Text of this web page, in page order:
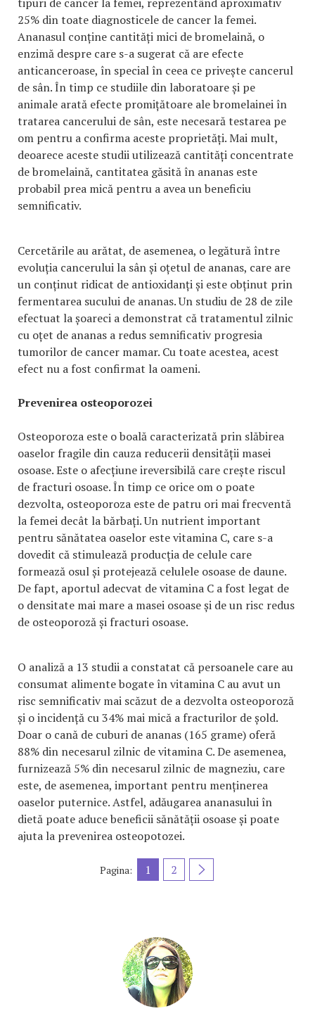
25% din toate diagnosticele de cancer la femei.
Ananasul conține cantități mici de bromelaină, o
enzimă despre care s-a sugerat că are efecte
anticanceroase, în special în ceea ce privește cancerul
de sân. În timp ce studiile din laboratoare și pe
animale arată efecte promițătoare ale bromelainei în
tratarea cancerului de sân, este necesară testarea pe
om pentru a confirma aceste proprietăți. Mai mult,
deoarece aceste studii utilizează cantități concentrate
de bromelaină, cantitatea găsită în ananas este
probabil prea mică pentru a avea un beneficiu
semnificativ.
Cercetările au arătat, de asemenea, o legătură între
evoluția cancerului la sân și oțetul de ananas, care are
un conținut ridicat de antioxidanți și este obținut prin
fermentarea sucului de ananas. Un studiu de 28 de zile
efectuat la șoareci a demonstrat că tratamentul zilnic
cu oțet de ananas a redus semnificativ progresia
tumorilor de cancer mamar. Cu toate acestea, acest
efect nu a fost confirmat la oameni.
Prevenirea osteoporozei
Osteoporoza este o boală caracterizată prin slăbirea
oaselor fragile din cauza reducerii densității masei
osoase. Este o afecțiune ireversibilă care crește riscul
de fracturi osoase. În timp ce orice om o poate
dezvolta, osteoporoza este de patru ori mai frecventă
la femei decât la bărbați. Un nutrient important
pentru sănătatea oaselor este vitamina C, care s-a
dovedit că stimulează producția de celule care
formează osul și protejează celulele osoase de daune.
De fapt, aportul adecvat de vitamina C a fost legat de
o densitate mai mare a masei osoase și de un risc redus
de osteoporoză și fracturi osoase.
O analiză a 13 studii a constatat că persoanele care au
consumat alimente bogate în vitamina C au avut un
risc semnificativ mai scăzut de a dezvolta osteoporoză
și o incidență cu 34% mai mică a fracturilor de șold.
Doar o cană de cuburi de ananas (165 grame) oferă
88% din necesarul zilnic de vitamina C. De asemenea,
furnizează 5% din necesarul zilnic de magneziu, care
este, de asemenea, important pentru menținerea
oaselor puternice. Astfel, adăugarea ananasului în
dietă poate aduce beneficii sănătății osoase și poate
ajuta la prevenirea osteopotozei.
Pagina: 1 2